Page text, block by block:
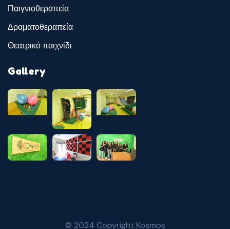
Παιγνιοθεραπεία
Δραματοθεραπεία
Θεατρικό παιχνίδι
Gallery
© 2024 Copyright Kosmos